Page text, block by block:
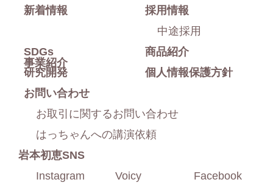
採用情報
中途採用
事業紹介
商品紹介
研究開発
新着情報
個人情報保護方針
SDGs
お問い合わせ
お取引に関するお問い合わせ
はっちゃんへの講演依頼
岩本初恵SNS
Instagram
Voicy Facebook